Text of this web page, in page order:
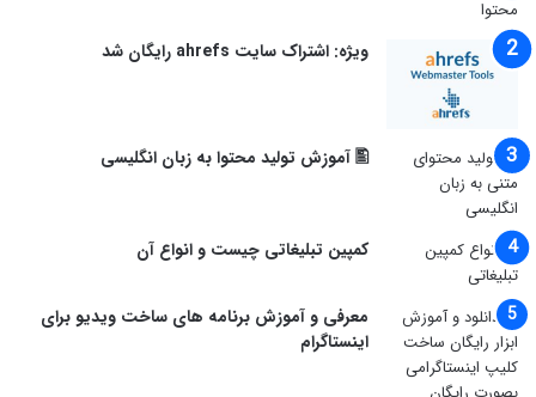
ویژه: اشتراک سایت ahrefs رایگان شد
🖺 آموزش تولید محتوا به زبان انگلیسی
کمپین تبلیغاتی چیست و انواع آن
معرفی و آموزش برنامه های ساخت ویدیو برای
اینستاگرام